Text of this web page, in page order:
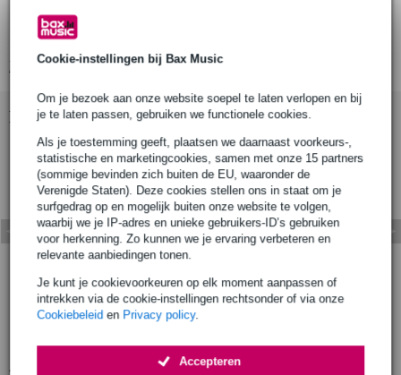
Cookie-instellingen bij Bax Music
Om je bezoek aan onze website soepel te laten verlopen en bij
je te laten passen, gebruiken we functionele cookies.
Als je toestemming geeft, plaatsen we daarnaast voorkeurs-,
statistische en marketingcookies, samen met onze 15 partners
(sommige bevinden zich buiten de EU, waaronder de
Verenigde Staten). Deze cookies stellen ons in staat om je
surfgedrag op en mogelijk buiten onze website te volgen,
waarbij we je IP-adres en unieke gebruikers-ID’s gebruiken
voor herkenning. Zo kunnen we je ervaring verbeteren en
relevante aanbiedingen tonen.
Je kunt je cookievoorkeuren op elk moment aanpassen of
intrekken via de cookie-instellingen rechtsonder of via onze
Cookiebeleid en Privacy policy.
Accepteren
Clamp breedte: 50 mm
WLL (werklastlimiet): 500Kg
Bekijk alle productspecificaties
Bekijk ook eens (1)